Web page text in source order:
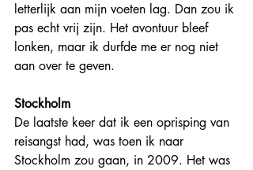
letterlijk aan mijn voeten lag. Dan zou ik
pas echt vrij zijn. Het avontuur bleef
lonken, maar ik durfde me er nog niet
aan over te geven.
Stockholm
De laatste keer dat ik een oprisping van
reisangst had, was toen ik naar
Stockholm zou gaan, in 2009. Het was